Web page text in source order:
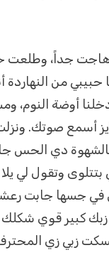
جداً، وطلعت
حبيبي من
دخلنا أوضة
عايز أسمع
دي الحس
وتقول لي
زبك كبير قوي
زبي زي